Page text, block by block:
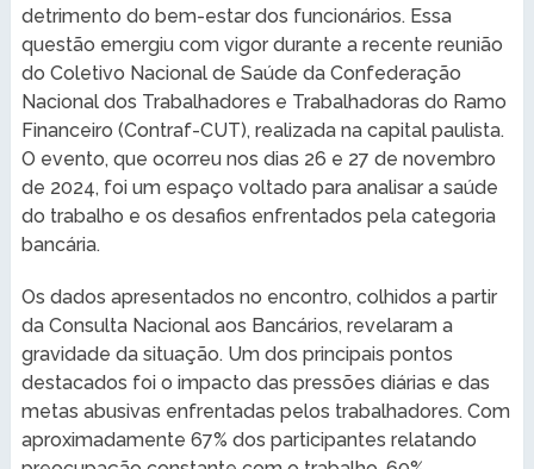
detrimento do bem-estar dos funcionários. Essa
questão emergiu com vigor durante a recente reunião
do Coletivo Nacional de Saúde da Confederação
Nacional dos Trabalhadores e Trabalhadoras do Ramo
Financeiro (Contraf-CUT), realizada na capital paulista.
O evento, que ocorreu nos dias 26 e 27 de novembro
de 2024, foi um espaço voltado para analisar a saúde
do trabalho e os desafios enfrentados pela categoria
bancária.
Os dados apresentados no encontro, colhidos a partir
da Consulta Nacional aos Bancários, revelaram a
gravidade da situação. Um dos principais pontos
destacados foi o impacto das pressões diárias e das
metas abusivas enfrentadas pelos trabalhadores. Com
aproximadamente 67% dos participantes relatando